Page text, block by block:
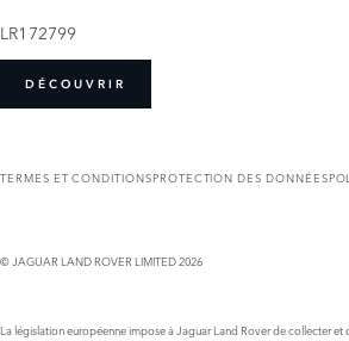
LR172799
DÉCOUVRIR
TERMES ET CONDITIONSPROTECTION DES DONNÉES
© JAGUAR LAND ROVER LIMITED 2026
La législation européenne impose à Jaguar Land Rover de collecter